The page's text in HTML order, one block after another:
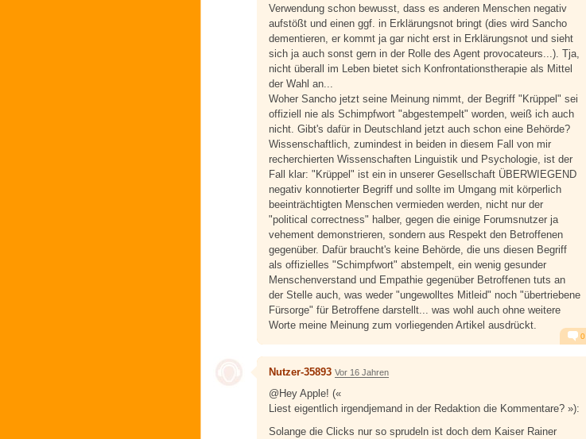
Verwendung schon bewusst, dass es anderen Menschen negativ
aufstößt und einen ggf. in Erklärungsnot bringt (dies wird Sancho
dementieren, er kommt ja gar nicht erst in Erklärungsnot und sieht
sich ja auch sonst gern in der Rolle des Agent provocateurs...). Tja,
nicht überall im Leben bietet sich Konfrontationstherapie als Mittel
der Wahl an...
Woher Sancho jetzt seine Meinung nimmt, der Begriff "Krüppel" sei
offiziell nie als Schimpfwort "abgestempelt" worden, weiß ich auch
nicht. Gibt's dafür in Deutschland jetzt auch schon eine Behörde?
Wissenschaftlich, zumindest in beiden in diesem Fall von mir
recherchierten Wissenschaften Linguistik und Psychologie, ist der
Fall klar: "Krüppel" ist ein in unserer Gesellschaft ÜBERWIEGEND
negativ konnotierter Begriff und sollte im Umgang mit körperlich
beeinträchtigten Menschen vermieden werden, nicht nur der
"political correctness" halber, gegen die einige Forumsnutzer ja
vehement demonstrieren, sondern aus Respekt den Betroffenen
gegenüber. Dafür braucht's keine Behörde, die uns diesen Begriff
als offizielles "Schimpfwort" abstempelt, ein wenig gesunder
Menschenverstand und Empathie gegenüber Betroffenen tuts an
der Stelle auch, was weder "ungewolltes Mitleid" noch "übertriebene
Fürsorge" für Betroffene darstellt... was wohl auch ohne weitere
Worte meine Meinung zum vorliegenden Artikel ausdrückt.
Alarm Antworten
0
Nutzer-35893 Vor 16 Jahren
@Hey Apple! («
Liest eigentlich irgendjemand in der Redaktion die Kommentare? »):
Solange die Clicks nur so sprudeln ist doch dem Kaiser Rainer